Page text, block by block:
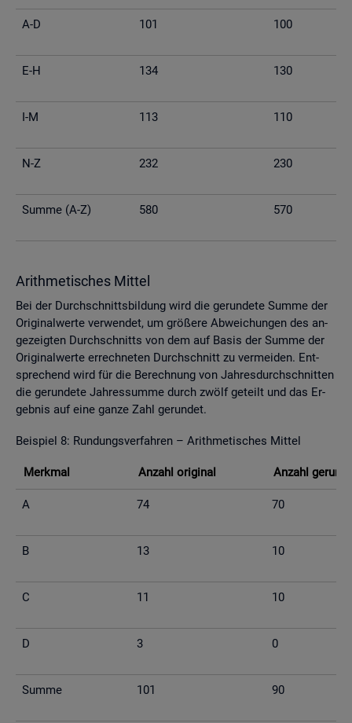
A-D 101 100
E-H 134 130
I-M 113 110
N-Z 232 230
Summe (A-Z) 580 570
Arith­me­ti­sches Mit­tel
Bei der Durch­schnitts­bil­dung wird die ge­run­de­te Summe der
Ori­gi­nal­wer­te ver­wen­det, um grö­ße­re Ab­wei­chun­gen des an­
ge­zeig­ten Durch­schnitts von dem auf Basis der Summe der
Ori­gi­nal­wer­te er­rech­ne­ten Durch­schnitt zu ver­mei­den. Ent­
spre­chend wird für die Be­rech­nung von Jah­res­durch­schnit­ten
die ge­run­de­te Jah­res­sum­me durch zwölf ge­teilt und das Er­
geb­nis auf eine ganze Zahl ge­run­det.
Bei­spiel 8: Run­dungs­ver­fah­ren – Arith­me­ti­sches Mit­tel
Merk­mal An­zahl ori­gi­nal An­zahl
A 74 70
B 13 10
C 11 10
D 3 0
Summe 101 90